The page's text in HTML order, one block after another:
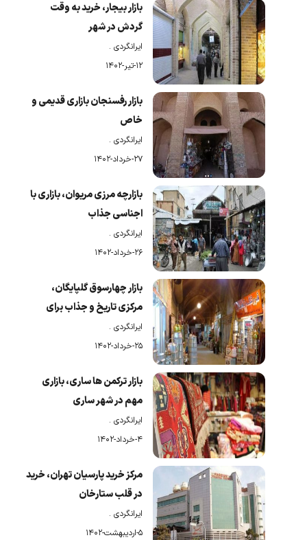
بازار بیجار، خرید به وقت
گردش در شهر
ایرانگردی .
۱۲-تیر-۱۴۰۲
بازار رفسنجان بازاری قدیمی و
خاص
ایرانگردی .
۲۷-خرداد-۱۴۰۲
بازارچه مرزی مریوان، بازاری با
اجناسی جذاب
ایرانگردی .
۲۶-خرداد-۱۴۰۲
بازار چهارسوق گلپایگان،
مرکزی تاریخ و جذاب برای
خرید
ایرانگردی .
۲۵-خرداد-۱۴۰۲
بازار ترکمن ها ساری، بازاری
مهم در شهر ساری
ایرانگردی .
۴-خرداد-۱۴۰۲
مرکز خرید پارسیان تهران، خرید
در قلب ستارخان
ایرانگردی .
۵-اردیبهشت-۱۴۰۲